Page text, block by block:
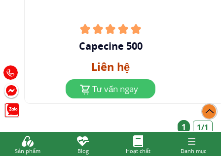
Capecine 500
Liên hệ
Tư vấn ngay
1 1/1
Sản phẩm Blog Hoạt chất Danh mục